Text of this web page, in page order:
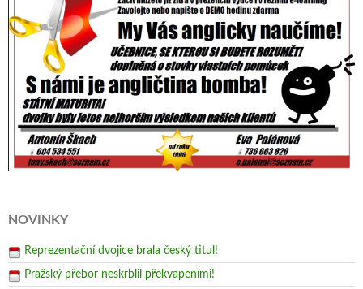
NOVINKY
Reprezentační dvojice brala český titul!
Pražský přebor neskrblil překvapeními!